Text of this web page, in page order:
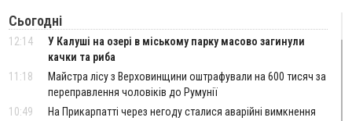
Сьогодні
12:14
У Калуші на озері в міському парку масово загинули
качки та риба
11:18
Майстра лісу з Верховинщини оштрафували на 600 тисяч за
переправлення чоловіків до Румунії
10:49
На Прикарпатті через негоду сталися аварійні вимкнення